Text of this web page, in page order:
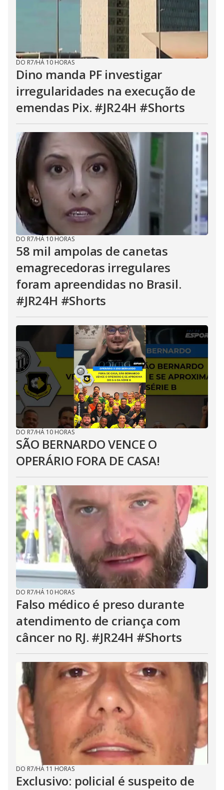
DO R7/HÁ 10 HORAS
Dino manda PF investigar
irregularidades na execução de
emendas Pix. #JR24H #Shorts
DO R7/HÁ 10 HORAS
58 mil ampolas de canetas
emagrecedoras irregulares
foram apreendidas no Brasil.
#JR24H #Shorts
DO R7/HÁ 10 HORAS
SÃO BERNARDO VENCE O
OPERÁRIO FORA DE CASA!
DO R7/HÁ 10 HORAS
Falso médico é preso durante
atendimento de criança com
câncer no RJ. #JR24H #Shorts
DO R7/HÁ 11 HORAS
Exclusivo: policial é suspeito de